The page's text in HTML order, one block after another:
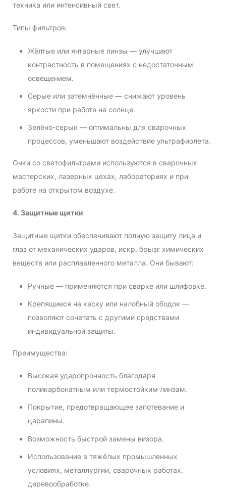
техника или интенсивный свет.
Типы фильтров:
Жёлтые или янтарные линзы — улучшают
контрастность в помещениях с недостаточным
освещением.
Серые или затемнённые — снижают уровень
яркости при работе на солнце.
Зелёно-серые — оптимальны для сварочных
процессов, уменьшают воздействие ультрафиолета.
Очки со светофильтрами используются в сварочных
мастерских, лазерных цехах, лабораториях и при
работе на открытом воздухе.
4. Защитные щитки
Защитные щитки обеспечивают полную защиту лица и
глаз от механических ударов, искр, брызг химических
веществ или расплавленного металла. Они бывают:
Ручные — применяются при сварке или шлифовке.
Крепящиеся на каску или налобный ободок —
позволяют сочетать с другими средствами
индивидуальной защиты.
Преимущества:
Высокая ударопрочность благодаря
поликарбонатным или термостойким линзам.
Покрытие, предотвращающее запотевание и
царапины.
Возможность быстрой замены визора.
Использование в тяжёлых промышленных
условиях, металлургии, сварочных работах,
деревообработке.